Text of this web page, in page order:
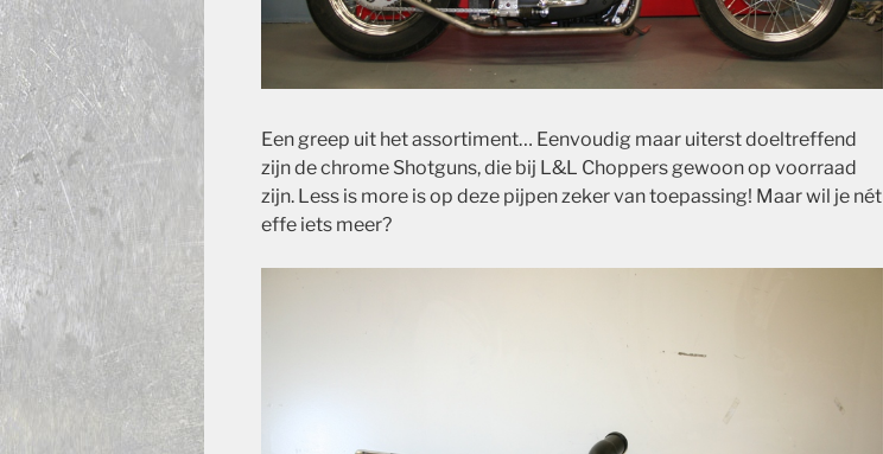
Een greep uit het assortiment… Eenvoudig maar uiterst doeltreffend
zijn de chrome Shotguns, die bij L&L Choppers gewoon op voorraad
zijn. Less is more is op deze pijpen zeker van toepassing! Maar wil je nét
effe iets meer?